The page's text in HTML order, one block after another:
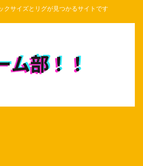
クサイズとリグが見つかるサイトです